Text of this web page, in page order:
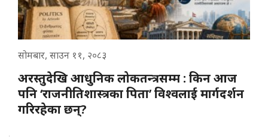
सोमबार, साउन ११, २०८३
अरस्तुदेखि आधुनिक लोकतन्त्रसम्म : किन आज
पनि ‘राजनीतिशास्त्रका पिता’ विश्वलाई मार्गदर्शन
गरिरहेका छन्?